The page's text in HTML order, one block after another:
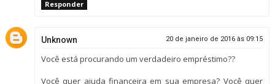
Responder
Unknown 20 de janeiro de 2016 às 09:15
Você está procurando um verdadeiro empréstimo??
Você quer ajuda financeira em sua empresa? Você quer